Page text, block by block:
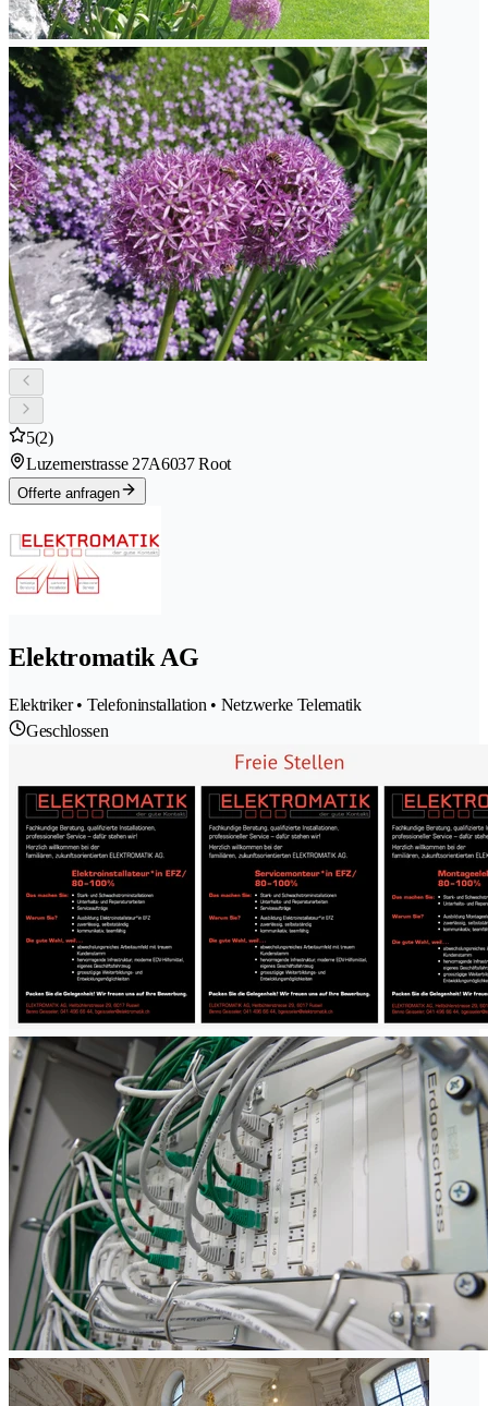
5(2)
Luzernerstrasse 27A6037 Root
Offerte anfragen
Elektromatik AG
Elektriker • Telefoninstallation • Netzwerke Telematik
Geschlossen